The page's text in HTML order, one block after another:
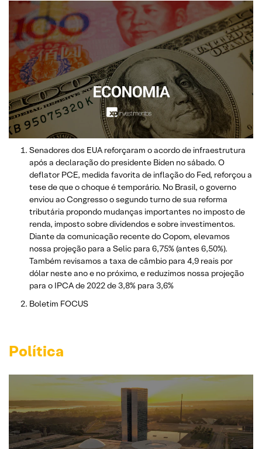
Senadores dos EUA reforçaram o acordo de infraestrutura
após a declaração do presidente Biden no sábado. O
deflator PCE, medida favorita de inflação do Fed, reforçou a
tese de que o choque é temporário. No Brasil, o governo
enviou ao Congresso o segundo turno de sua reforma
tributária propondo mudanças importantes no imposto de
renda, imposto sobre dividendos e sobre investimentos.
Diante da comunicação recente do Copom, elevamos
nossa projeção para a Selic para 6,75% (antes 6,50%).
Também revisamos a taxa de câmbio para 4,9 reais por
dólar neste ano e no próximo, e reduzimos nossa projeção
para o IPCA de 2022 de 3,8% para 3,6%
Boletim FOCUS
Política